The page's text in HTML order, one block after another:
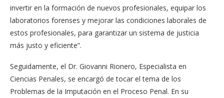
invertir en la formación de nuevos profesionales, equipar los
laboratorios forenses y mejorar las condiciones laborales de
estos profesionales, para garantizar un sistema de justicia
más justo y eficiente”.
Seguidamente, el Dr. Giovanni Rionero, Especialista en
Ciencias Penales, se encargó de tocar el tema de los
Problemas de la Imputación en el Proceso Penal. En su